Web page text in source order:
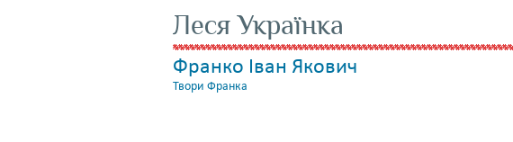
Леся Українка
Франко Іван Якович
Твори Франка